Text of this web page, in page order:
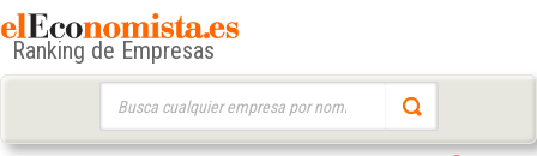
Ranking de Empresas